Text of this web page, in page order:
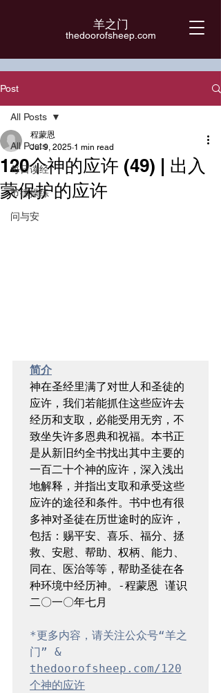
羊之门
​thedoorofsheep.com
Post
All Posts
每日读经
节律操练
问与安
All Posts
120个神的应许 (49) | 出入
蒙保护的应许
程蒙恩
Jul 9, 2025 1 min read
简介
神在圣经里满了对世人和圣徒的
应许，我们若能抓住这些应许去
经历和支取，必能受用无穷，不
致坐失许多恩典和祝福。本书正
是从新旧约全书找出其中主要的
一百二十个神的应许，深入浅出
地解释，并指出支取和承受这些
应许的途径和条件。书中也有很
多神对圣徒在历世途时的应许，
包括：赐平安、喜乐、福分、拯
救、安慰、帮助、权柄、能力、
同在、医治等等，帮助圣徒在各
种环境中经历神。-程蒙恩 谨识
二〇一〇年七月
*更多内容，请关注公众号“羊之
thedoorofsheep.com/120
个神的应许